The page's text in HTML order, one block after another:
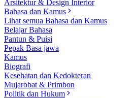
Arsitektur & Design Interior
Bahasa dan Kamus
Lihat semua Bahasa dan Kamus
Belajar Bahasa
Pantun & Puisi
Pepak Basa jawa
Kamus
Biografi
Kesehatan dan Kedokteran
Mujarobat & Primbon
Politik dan Hukum